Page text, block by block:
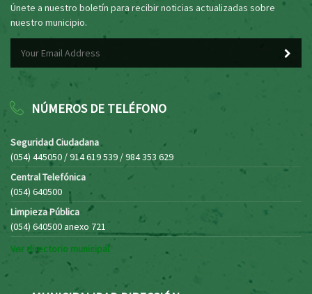
Únete a nuestro boletín para recibir noticias actualizadas sobre
nuestro municipio.
NÚMEROS DE TELÉFONO
Seguridad Ciudadana
(054) 445050 / 914 619 539 / 984 353 629
Central Telefónica
(054) 640500
Limpieza Pública
(054) 640500 anexo 721
Ver directorio municipal